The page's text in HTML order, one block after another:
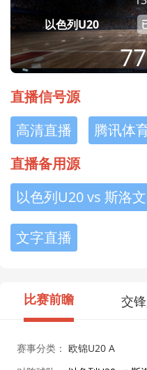
以色列U20
直播信号源
高清直播
腾讯体
直播备用源
以色列U20 vs 斯洛
文字直播
比赛前瞻 交
赛事分类： 欧锦U20 A